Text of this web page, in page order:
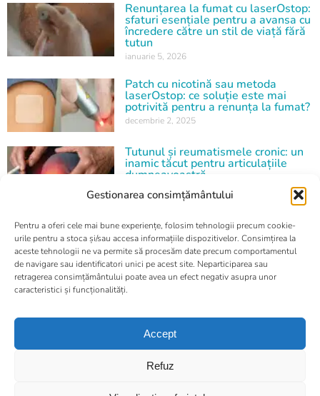
Gestionarea consimțământului
Pentru a oferi cele mai bune experiențe, folosim tehnologii precum cookie-
urile pentru a stoca și/sau accesa informațiile dispozitivelor. Consimțirea la
aceste tehnologii ne va permite să procesăm date precum comportamentul
de navigare sau identificatori unici pe acest site. Neparticiparea sau
retragerea consimțământului poate avea un efect negativ asupra unor
caracteristici și funcționalități.
Accept
Refuz
Renunțarea la fumat cu laserOstop:
sfaturi esențiale pentru a avansa cu
încredere către un stil de viață fără
tutun
ianuarie 5, 2026
Patch cu nicotină sau metoda
laserOstop: ce soluție este mai
potrivită pentru a renunța la fumat?
decembrie 2, 2025
Tutunul și reumatismele cronic: un
inamic tăcut pentru articulațiile
dumneavoastră
noiembrie 4, 2025
Pilulă și țigară: fumatul și
contracepția, un pericol pentru
sănătatea dumneavoastră
septembrie 5, 2025
Toate drepturile rezervate 2023 © laserOstop SARL
Mentioni legale|Declarație de confidențialitate|Politica de Cookie-uri
Avertizare
laserOstop este prezent și în